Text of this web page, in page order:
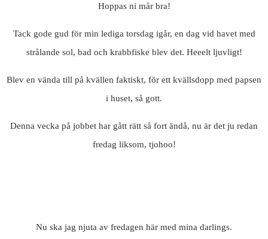
Hoppas ni mår bra!
Tack gode gud för min lediga torsdag igår, en dag vid havet med
strålande sol, bad och krabbfiske blev det. Heeelt ljuvligt!
Blev en vända till på kvällen faktiskt, för ett kvällsdopp med papsen
i huset, så gott.
Denna vecka på jobbet har gått rätt så fort ändå, nu är det ju redan
fredag liksom, tjohoo!
Nu ska jag njuta av fredagen här med mina darlings.